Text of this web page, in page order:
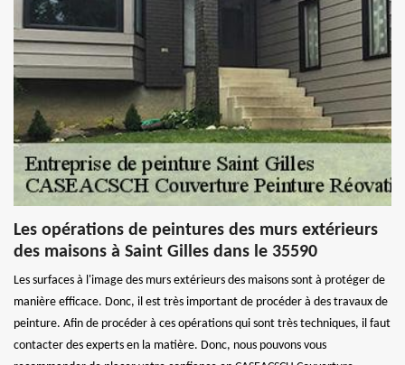
Les opérations de peintures des murs extérieurs
des maisons à Saint Gilles dans le 35590
Les surfaces à l'image des murs extérieurs des maisons sont à protéger de
manière efficace. Donc, il est très important de procéder à des travaux de
peinture. Afin de procéder à ces opérations qui sont très techniques, il faut
contacter des experts en la matière. Donc, nous pouvons vous